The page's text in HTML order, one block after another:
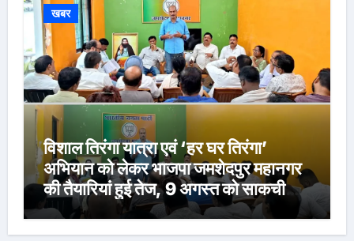
खबर
विशाल तिरंगा यात्रा एवं ‘हर घर तिरंगा’
अभियान को लेकर भाजपा जमशेदपुर महानगर
की तैयारियां हुई तेज, 9 अगस्त को साकची
नेताजी सुभाष मैदान से निकलेगी विशाल तिरंगा
यात्रा